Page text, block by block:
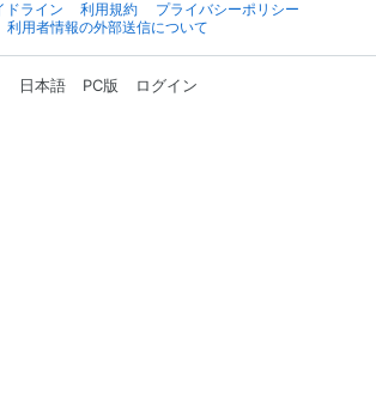
ドライン 利用規約
プライバシーポリシー
利用者情報の外部送信について
日本語 PC版 ログイン